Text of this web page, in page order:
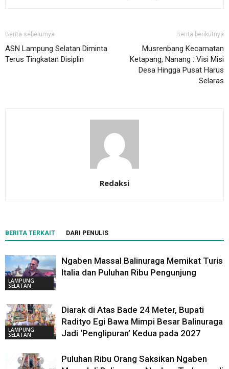
Berita sebelumya
ASN Lampung Selatan Diminta
Terus Tingkatan Disiplin
Berita berikutnya
Musrenbang Kecamatan
Ketapang, Nanang : Visi Misi
Desa Hingga Pusat Harus
Selaras
Redaksi
BERITA TERKAIT DARI PENULIS
LAMPUNG
SELATAN
Ngaben Massal Balinuraga Memikat Turis
Italia dan Puluhan Ribu Pengunjung
LAMPUNG
SELATAN
Diarak di Atas Bade 24 Meter, Bupati
Radityo Egi Bawa Mimpi Besar Balinuraga
Jadi ‘Penglipuran’ Kedua pada 2027
Puluhan Ribu Orang Saksikan Ngaben